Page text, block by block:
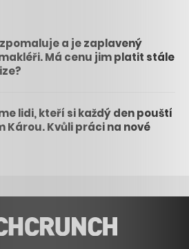
a je zaplavený
Má cenu jim platit stále
lidi, kteří si každý den pouští
Károu. Kvůli práci na nové